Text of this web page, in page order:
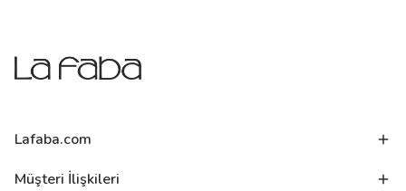
Lafaba.com
Müşteri İlişkileri